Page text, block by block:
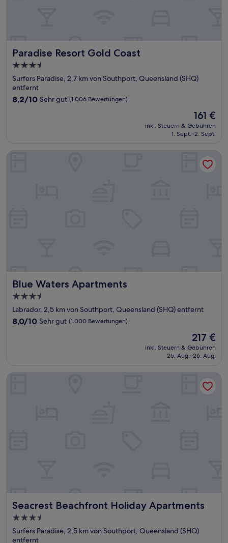
Paradise Resort Gold Coast
Paradise Resort Gold Coast
3.5-
Sterne-
Unterkunft
Surfers Paradise, 2,7 km von Southport, Queensland (SHQ)
entfernt
8.2
Bewertungen)
8,2/10 Sehr gut (1.006 Bewertungen)
Der
Preis
beträgt
161 €
inkl. Steuern & Gebühren
1. Sept.–2. Sept.
Blue Waters Apartments
Blue Waters Apartments
3.5-
Sterne-
Unterkunft
Labrador, 2,5 km von Southport, Queensland (SHQ) entfernt
8.0
Bewertungen)
8,0/10 Sehr gut (1.000 Bewertungen)
Der
Preis
beträgt
217 €
inkl. Steuern & Gebühren
25. Aug.–26. Aug.
Seacrest Beachfront Holiday Apartments
Seacrest Beachfront Holiday Apartments
3.5-
Sterne-
Unterkunft
Surfers Paradise, 2,5 km von Southport, Queensland (SHQ)
entfernt
Seacrest Beachfront Holiday Apartments